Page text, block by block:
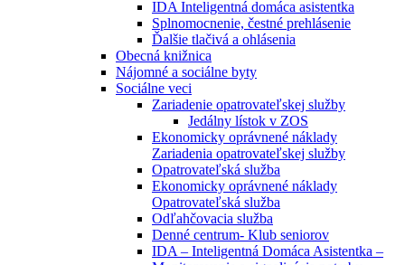
IDA Inteligentná domáca asistentka
Splnomocnenie, čestné prehlásenie
Ďalšie tlačivá a ohlásenia
Obecná knižnica
Nájomné a sociálne byty
Sociálne veci
Zariadenie opatrovateľskej služby
Jedálny lístok v ZOS
Ekonomicky oprávnené náklady
Zariadenia opatrovateľskej služby
Opatrovateľská služba
Ekonomicky oprávnené náklady
Opatrovateľská služba
Odľahčovacia služba
Denné centrum- Klub seniorov
IDA – Inteligentná Domáca Asistentka –